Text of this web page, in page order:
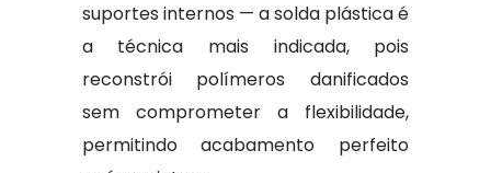
suportes internos — a solda plástica é
a técnica mais indicada, pois
reconstrói polímeros danificados
sem comprometer a flexibilidade,
permitindo acabamento perfeito